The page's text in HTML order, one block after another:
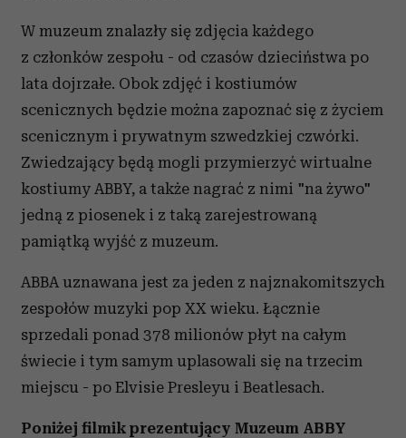
W muzeum znalazły się zdjęcia każdego
z członków zespołu - od czasów dzieciństwa po
lata dojrzałe. Obok zdjęć i kostiumów
scenicznych będzie można zapoznać się z życiem
scenicznym i prywatnym szwedzkiej czwórki.
Zwiedzający będą mogli przymierzyć wirtualne
kostiumy ABBY, a także nagrać z nimi "na żywo"
jedną z piosenek i z taką zarejestrowaną
pamiątką wyjść z muzeum.
ABBA uznawana jest za jeden z najznakomitszych
zespołów muzyki pop XX wieku. Łącznie
sprzedali ponad 378 milionów płyt na całym
świecie i tym samym uplasowali się na trzecim
miejscu - po Elvisie Presleyu i Beatlesach.
Poniżej filmik prezentujący Muzeum ABBY